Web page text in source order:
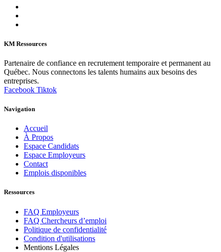
KM Ressources
Partenaire de confiance en recrutement temporaire et permanent au
Québec. Nous connectons les talents humains aux besoins des
entreprises.
Facebook Tiktok
Navigation
Accueil
À Propos
Espace Candidats
Espace Employeurs
Contact
Emplois disponibles
Ressources
FAQ Employeurs
FAQ Chercheurs d’emploi
Politique de confidentialité
Condition d'utilisations
Mentions Légales